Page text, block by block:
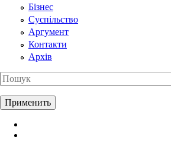
Бізнес
Суспільство
Аргумент
Контакти
Архів